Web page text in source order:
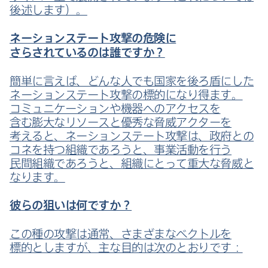
後述します）。
ネーションステート攻撃の​危険に​
さらされているのは​誰ですか？
簡単に​言えば、​どんな​人でも​国家を​後ろ盾に​した​
ネーションステート攻撃の​標的に​なり得ます。​
コミュニケーションや​機器への​アクセスを​
含む膨大な​リソースと​優秀な​脅威アクターを​
考えると、​ネーションステート攻撃は、​政府との​
コネを​持つ組織であろうと、​事業活動を​行う​
民間組織であろうと、​組織に​とって​重大な​脅威と​
なります。
彼らの​狙いは​何ですか？
この​種の​攻撃は​通常、​さまざまな​ベクトルを​
標的としますが、​主な​目的は​次の​とおりです：